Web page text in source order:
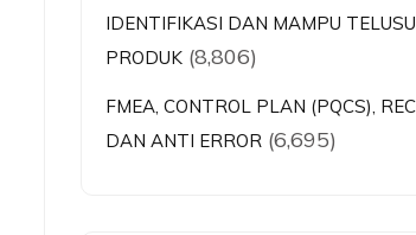
IDENTIFIKASI DAN MAMPU
PRODUK (8,806)
FMEA, CONTROL PLAN (PQCS),
DAN ANTI ERROR (6,695)